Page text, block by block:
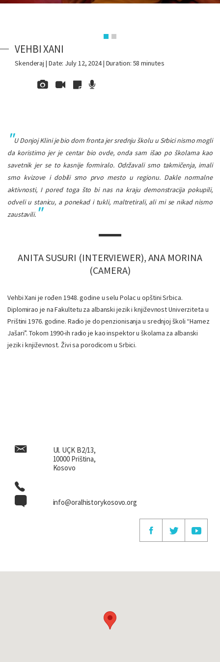
VEHBI XANI
Skenderaj | Date: July 12, 2024 | Duration: 58 minutes
U Donjoj Klini je bio dom fronta jer srednju školu u Srbici nismo mogli
da koristimo jer je centar bio ovde, onda sam išao po školama kao
savetnik jer se to kasnije formiralo. Održavali smo takmičenja, imali
smo kvizove i dobili smo prvo mesto u regionu. Dakle normalne
aktivnosti, I pored toga što bi nas na kraju demonstracija pokupili,
odveli u stanicu, a ponekad i tukli, maltretirali, ali mi se nikad nismo
zaustavili.
ANITA SUSURI (INTERVIEWER), ANA MORINA
(CAMERA)
Vehbi Xani je rođen 1948. godine u selu Polac u opštini Srbica.
Diplomirao je na Fakultetu za albanski jezik i književnost Univerziteta u
Prištini 1976. godine. Radio je do penzionisanja u srednjoj školi “Hamez
Jašari”. Tokom 1990-ih radio je kao inspektor u školama za albanski
jezik i književnost. Živi sa porodicom u Srbici.
Ul. UÇK B2/13,
10000 Priština,
Kosovo
info@oralhistorykosovo.org